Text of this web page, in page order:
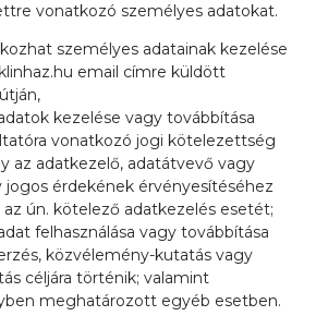
vonatkozó személyes adatokat.
személyes adatainak kezelése
email címre küldött
kezelése vagy továbbítása
vonatkozó jogi kötelezettség
az adatkezelő, adatátvevő vagy
jogos érdekének érvényesítéséhez
ún. kötelező adatkezelés esetét;
felhasználása vagy továbbítása
közvélemény-kutatás vagy
céljára történik; valamint
meghatározott egyéb esetben.